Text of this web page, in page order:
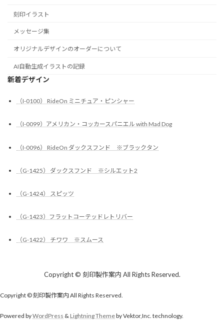
刻印イラスト
メッセージ集
オリジナルデザインのオーダーについて
AI自動生成イラストの記録
新着デザイン
（I-0100） RideOn ミニチュア・ピンシャー
（I-0099）アメリカン・コッカースパニエル with Mad Dog
（I-0096） RideOn ダックスフンド ※ブラックタン
（G-1425） ダックスフンド ※シルエット2
（G-1424） スピッツ
（G-1423）フラットコーテッドレトリバー
（G-1422） チワワ ※スムース
Copyright © 刻印製作案内 All Rights Reserved.
Copyright © 刻印製作案内 All Rights Reserved.
Powered byWordPress & Lightning Themeby Vektor,Inc. technology.